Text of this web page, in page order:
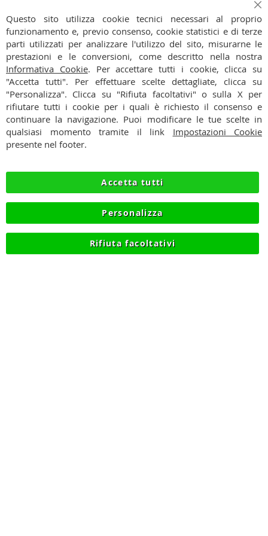
alla
nostra
Newsletter:
Iscriviti
Ho preso visione dell'Informativa Privacy
CONTATTI
CONDIZIONI
PAGAMENTI
PRIVACY
RECESSO
COOKIE
© 2012-2026 NIKMART.IT - P.IVA IT03420740130 - TEL
Questo sito utilizza cookie tecnici necessari al proprio
funzionamento e, previo consenso, cookie statistici e di terze
parti utilizzati per analizzare l'utilizzo del sito, misurarne le
prestazioni e le conversioni, come descritto nella nostra
Informativa Cookie. Per accettare tutti i cookie, clicca su
"Accetta tutti". Per effettuare scelte dettagliate, clicca su
"Personalizza". Clicca su "Rifiuta facoltativi" o sulla X per
rifiutare tutti i cookie per i quali è richiesto il consenso e
continuare la navigazione. Puoi modificare le tue scelte in
qualsiasi momento tramite il link Impostazioni Cookie
presente nel footer.
Accetta tutti
Personalizza
Rifiuta facoltativi